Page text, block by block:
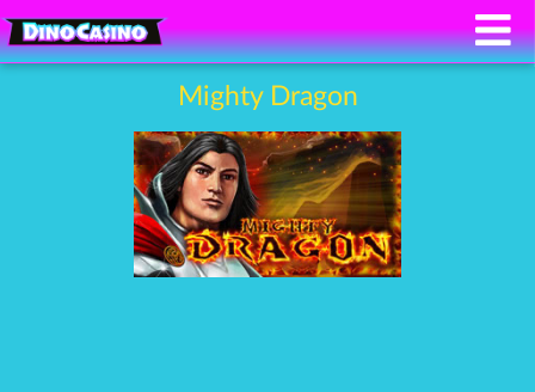
Mighty Dragon